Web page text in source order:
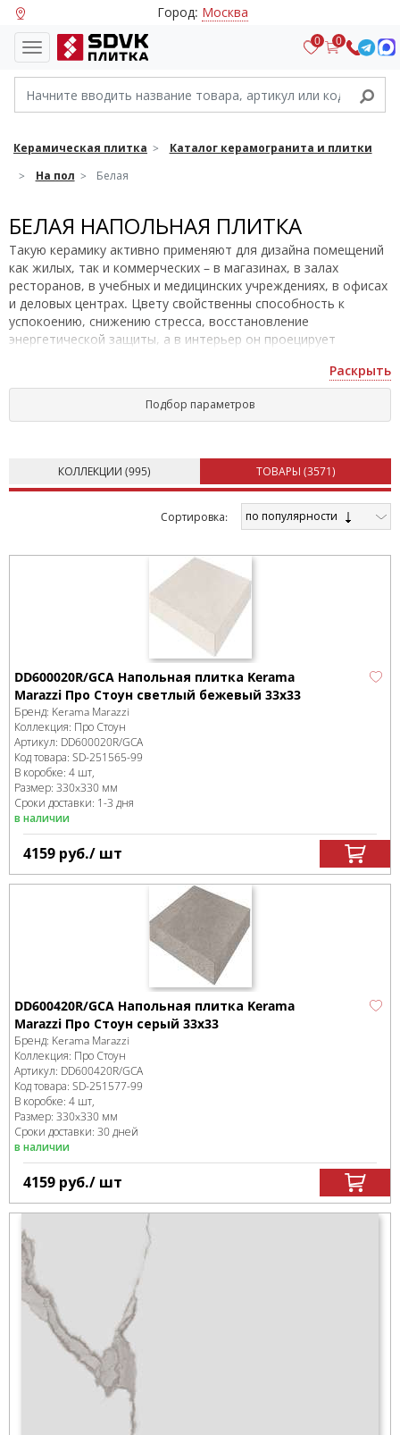
Город: Москва
0 0
Керамическая плитка
Каталог керамогранита и плитки
На пол
Белая
БЕЛАЯ НАПОЛЬНАЯ ПЛИТКА
Такую керамику активно применяют для дизайна помещений
как жилых, так и коммерческих – в магазинах, в залах
ресторанов, в учебных и медицинских учреждениях, в офисах
и деловых центрах. Цвету свойственны способность к
успокоению, снижению стресса, восстановление
энергетической защиты, а в интерьер он проецирует
применяют в разных стилях – минимализме, классике, этно,
прованс, арт-деко.
Раскрыть
Подбор параметров
КОЛЛЕКЦИИ (995) ТОВАРЫ (3571)
Cортировка: по популярности
DD600020R/GCA Напольная плитка Kerama
Marazzi Про Стоун светлый бежевый 33х33
Бренд: Kerama Marazzi
Коллекция: Про Стоун
Артикул: DD600020R/GCA
Код товара: SD-251565-99
В коробке: 4 шт,
Размер: 330x330 мм
Сроки доставки: 1-3 дня
в наличии
4159 руб./ шт
DD600420R/GCA Напольная плитка Kerama
Marazzi Про Стоун серый 33х33
Бренд: Kerama Marazzi
Коллекция: Про Стоун
Артикул: DD600420R/GCA
Код товара: SD-251577-99
В коробке: 4 шт,
Размер: 330x330 мм
Сроки доставки: 30 дней
в наличии
4159 руб./ шт